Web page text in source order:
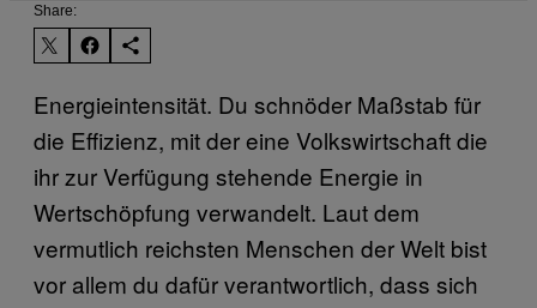
Share:
Energieintensität. Du schnöder Maßstab für
die Effizienz, mit der eine Volkswirtschaft die
ihr zur Verfügung stehende Energie in
Wertschöpfung verwandelt. Laut dem
vermutlich reichsten Menschen der Welt bist
vor allem du dafür verantwortlich, dass sich